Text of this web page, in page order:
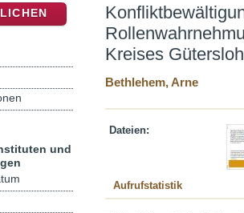
Kreises Gütersloh
Bethlehem, Arne
Dateien:
Aufrufstatistik
und